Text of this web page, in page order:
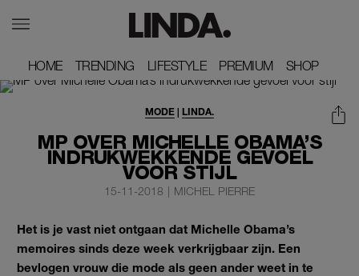
HOME
HOME TRENDING
TRENDING LIFESTYLE
LIFESTYLE PREMIUM
PREMIUM SHOP
SHOP
MP OVER MICHELLE OBAMA’S
INDRUKWEKKENDE GEVOEL
VOOR STIJL
MODE | LINDA.
15-11-2018 | MICHEL PIERRE
Het is je vast niet ontgaan dat Michelle Obama’s
memoires sinds deze week verkrijgbaar zijn. Een
bevlogen vrouw die mode als geen ander weet in te